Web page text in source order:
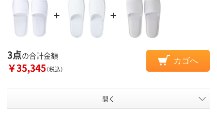
3点の合計金額
￥35,345（税込）
カゴへ
開く